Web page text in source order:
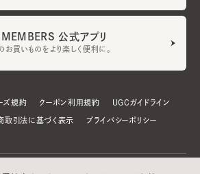
公式アプリ
買いものをより楽しく便利に。
ズ規約 クーポン利用規約 UGCガイドライン
取引法に基づく表示 プライバシーポリシー